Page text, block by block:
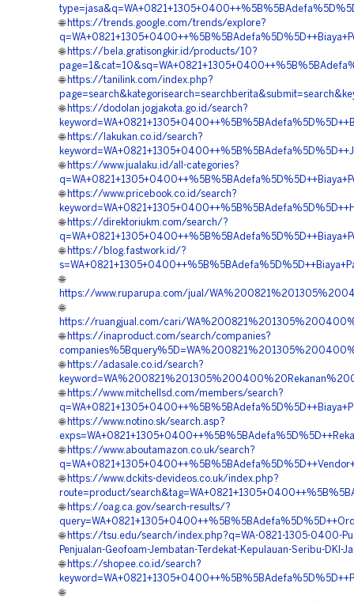
🌐 https://trends.google.com/trends/explore?
🌐 https://bela.gratisongkir.id/products/10?
🌐 https://tanilink.com/index.php?
🌐 https://dodolan.jogjakota.go.id/search?
🌐 https://lakukan.co.id/search?
🌐 https://www.jualaku.id/all-categories?
🌐 https://www.pricebook.co.id/search?
🌐 https://direktoriukm.com/search/?
🌐 https://blog.fastwork.id/?
🌐
https://www.ruparupa.com/jual/
🌐
https://ruangjual.com/cari/
🌐 https://inaproduct.com/search/companies?
🌐 https://adasale.co.id/search?
🌐 https://www.mitchellsd.com/members/search?
🌐 https://www.notino.sk/search.asp?
🌐 https://www.aboutamazon.co.uk/search?
🌐 https://www.dckits-devideos.co.uk/index.php?
route=product/
🌐 https://oag.ca.gov/search-results/?
🌐 https://tsu.edu/search/index.php?q=WA-0821-1305-0400-
Penjualan-Geofoam-Jembatan-Terdekat-Kepulauan-Seribu-DKI-
🌐 https://shopee.co.id/search?
🌐